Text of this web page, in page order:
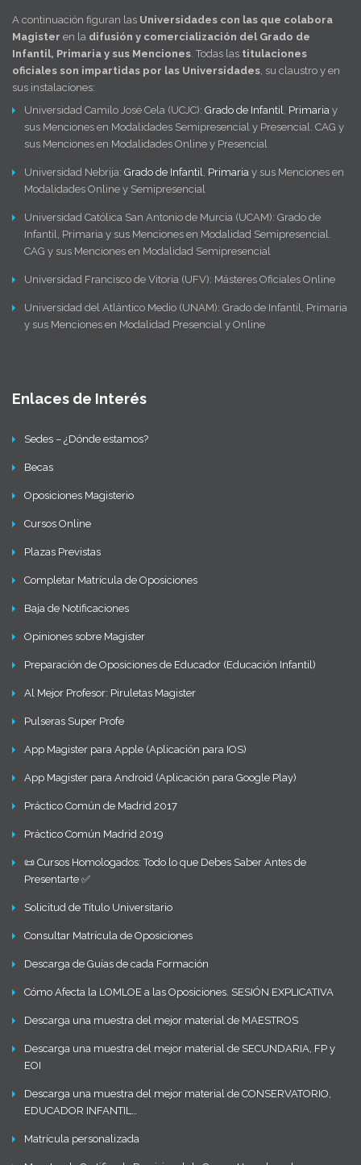
A continuación figuran las Universidades con las que colabora
Magister en la difusión y comercialización del Grado de
Infantil, Primaria y sus Menciones. Todas las titulaciones
oficiales son impartidas por las Universidades, su claustro y en
sus instalaciones:
Universidad Camilo José Cela (UCJC): Grado de Infantil, Primaria y
sus Menciones en Modalidades Semipresencial y Presencial. CAG y
sus Menciones en Modalidades Online y Presencial
Universidad Nebrija: Grado de Infantil, Primaria y sus Menciones en
Modalidades Online y Semipresencial
Universidad Católica San Antonio de Murcia (UCAM): Grado de
Infantil, Primaria y sus Menciones en Modalidad Semipresencial.
CAG y sus Menciones en Modalidad Semipresencial
Universidad Francisco de Vitoria (UFV): Másteres Oficiales Online
Universidad del Atlántico Medio (UNAM): Grado de Infantil, Primaria
y sus Menciones en Modalidad Presencial y Online
Enlaces de Interés
Sedes – ¿Dónde estamos?
Becas
Oposiciones Magisterio
Cursos Online
Plazas Previstas
Completar Matrícula de Oposiciones
Baja de Notificaciones
Opiniones sobre Magister
Preparación de Oposiciones de Educador (Educación Infantil)
Al Mejor Profesor: Piruletas Magister
Pulseras Super Profe
App Magister para Apple (Aplicación para IOS)
App Magister para Android (Aplicación para Google Play)
Práctico Común de Madrid 2017
Práctico Común Madrid 2019
📜 Cursos Homologados: Todo lo que Debes Saber Antes de
Presentarte ✅
Solicitud de Título Universitario
Consultar Matrícula de Oposiciones
Descarga de Guías de cada Formación
Cómo Afecta la LOMLOE a las Oposiciones. SESIÓN EXPLICATIVA
Descarga una muestra del mejor material de MAESTROS
Descarga una muestra del mejor material de SECUNDARIA, FP y
EOI
Descarga una muestra del mejor material de CONSERVATORIO,
EDUCADOR INFANTIL…
Matrícula personalizada